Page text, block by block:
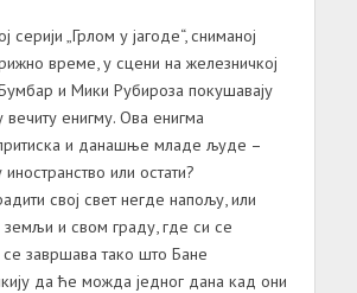
серији „Грлом у јагоде“, сниманој
време, у сцени на железничкој
и Мики Рубироза покушавају
енигму. Ова енигма
и данашње младе људе –
или остати?
свој свет негде напољу, или
земљи и свом граду, где си се
завршава тако што Бане
да ће можда једног дана кад они